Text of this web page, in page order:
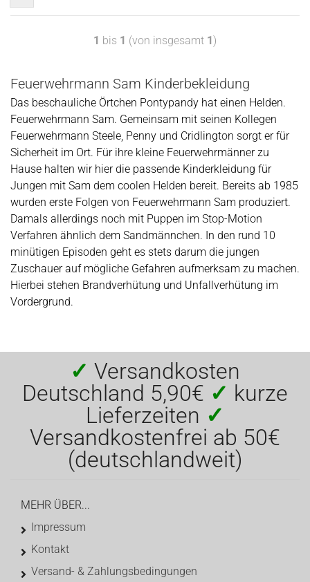
1 bis 1 (von insgesamt 1)
Feuerwehrmann Sam Kinderbekleidung
Das beschauliche Örtchen Pontypandy hat einen Helden.
Feuerwehrmann Sam. Gemeinsam mit seinen Kollegen
Feuerwehrmann Steele, Penny und Cridlington sorgt er für
Sicherheit im Ort. Für ihre kleine Feuerwehrmänner zu
Hause halten wir hier die passende Kinderkleidung für
Jungen mit Sam dem coolen Helden bereit. Bereits ab 1985
wurden erste Folgen von Feuerwehrmann Sam produziert.
Damals allerdings noch mit Puppen im Stop-Motion
Verfahren ähnlich dem Sandmännchen. In den rund 10
minütigen Episoden geht es stets darum die jungen
Zuschauer auf mögliche Gefahren aufmerksam zu machen.
Hierbei stehen Brandverhütung und Unfallverhütung im
Vordergrund.
✓ Versandkosten
Deutschland 5,90€ ✓ kurze
Lieferzeiten ✓
Versandkostenfrei ab 50€
(deutschlandweit)
MEHR ÜBER...
Impressum
Kontakt
Versand- & Zahlungsbedingungen